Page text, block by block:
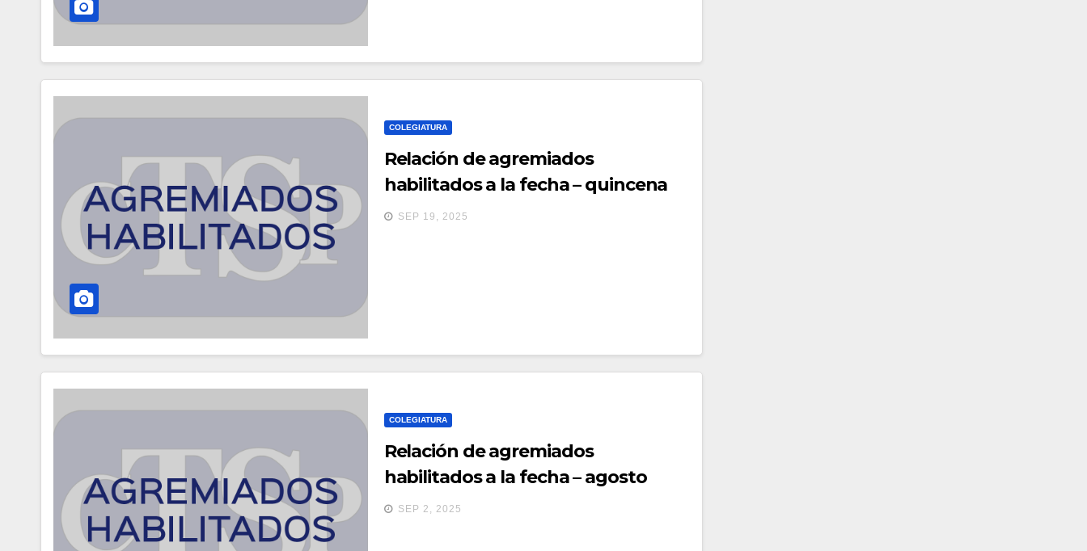
COLEGIATURA
Relación de agremiados
habilitados a la fecha – quincena
de septiembre 2025
SEP 19, 2025
COLEGIATURA
Relación de agremiados
habilitados a la fecha – agosto
2025
SEP 2, 2025